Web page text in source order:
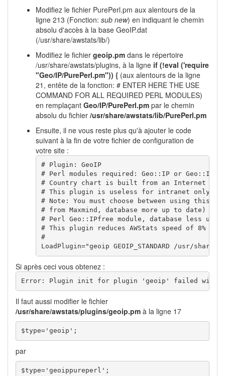
Modifiez le fichier PurePerl.pm aux alentours de la
ligne 213 (Fonction: sub new) en indiquant le chemin
absolu d'accès à la base GeoIP.dat
(/usr/share/awstats/lib/)
Modifiez le fichier geoip.pm dans le répertoire
/usr/share/awstats/plugins, à la ligne if (!eval ('require
"Geo/IP/PurePerl.pm")) { (aux alentours de la ligne
21, entête de la fonction: # ENTER HERE THE USE
COMMAND FOR ALL REQUIRED PERL MODULES)
en remplaçant Geo/IP/PurePerl.pm par le chemin
absolu du fichier /usr/share/awstats/lib/PurePerl.pm
Ensuite, il ne vous reste plus qu'à ajouter le code
suivant à la fin de votre fichier de configuration de
votre site :
# Plugin: GeoIP
# Perl modules required: Geo::IP or
# Country chart is built from an Internet IP-
# This plugin is useless for intranet only
# Note: You must choose between using this
# from Maxmind, database more up to date) or
# Perl Geo::IPfree module, database less up
# This plugin reduces AWStats speed of 8% !
#
LoadPlugin="geoip GEOIP_STANDARD /usr/
Si après ceci vous obtenez :
Error: Plugin init for plugin 'geoip' failed with
Il faut aussi modifier le fichier
/usr/share/awstats/plugins/geoip.pm à la ligne 17
$type='geoip';
par
$type='geoippureperl';